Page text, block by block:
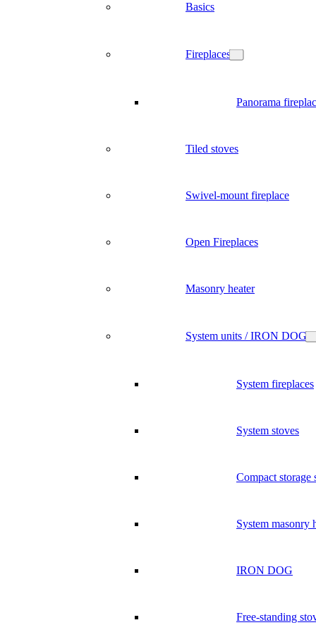
Basics
Fireplaces
Panorama
Tiled stoves
Swivel-mount fireplace
Open Fireplaces
Masonry heater
System units / IRON DOG
System fireplaces
System stoves
Compact storage
System masonry
IRON DOG
Free-standing